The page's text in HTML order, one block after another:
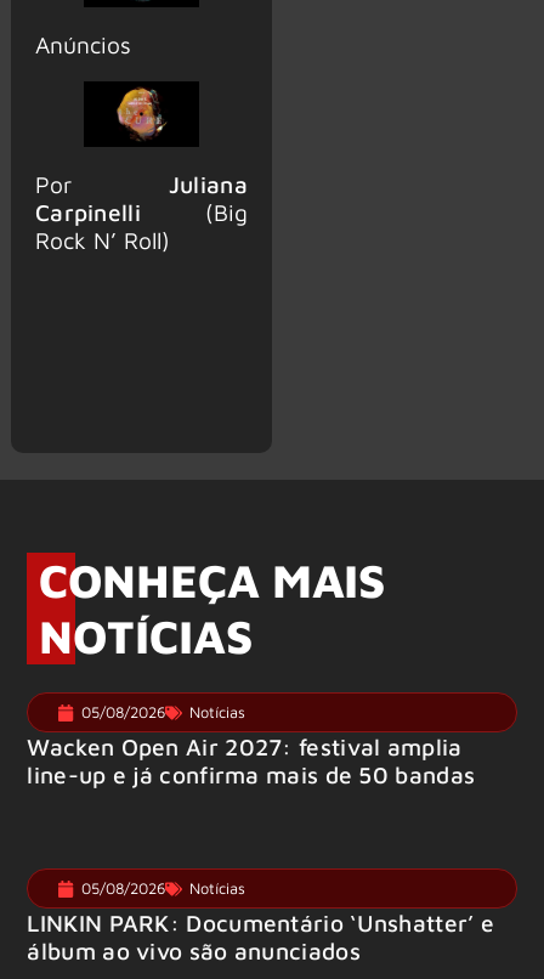
Anúncios
Por Juliana
Carpinelli (Big
Rock N’ Roll)
CONHEÇA MAIS
NOTÍCIAS
05/08/2026 Notícias
Wacken Open Air 2027: festival amplia
line-up e já confirma mais de 50 bandas
05/08/2026 Notícias
LINKIN PARK: Documentário ‘Unshatter’ e
álbum ao vivo são anunciados